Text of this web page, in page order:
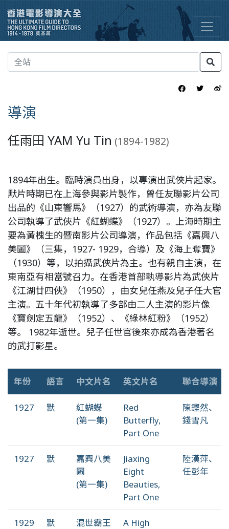
導演
任雨田 YAM Yu Tin (1894-1982)
1894年出生。臨時演員出身，以專演出武俠片起家。
默片時期已在上海參與影片製作，曾任友聯影片公司
出品的《山東響馬》（1927）的武術導演，亦為友聯
公司執導了武俠片《紅蝴蝶》（1927）。上海時期主
要為黃槐生的暨南影片公司導演，作品包括《嘉興八
美圖》（三集，1927- 1929，合導）及《海上奪寶》
（1930）等，以拍攝武俠片為主。也有親自主演，在
東南亞有相當號召力。在香港首部執導影片為武俠片
《江湖廿四俠》（1950），由女兒任燕及兒子任大官
主演。五十年代初執導了多部由二人主演的影片像
《寶劍定五龍》（1952）、《綠林紅粉》（1952）
等。 1982年逝世。兒子任世官後來亦成為香港著名
的武打影星。
年份 語言 中文片名 英文片名 聯合導演
1927 默
紅蝴蝶
(第一集)
Red
Butterfly,
Part One
陳鏗然、
錢雪凡
1927 默
嘉興八美
圖
(第一集)
Jiaxing
Eight
Beauties,
Part One
陸漢萍、
任彭年
1929 默 混世霸王
A High